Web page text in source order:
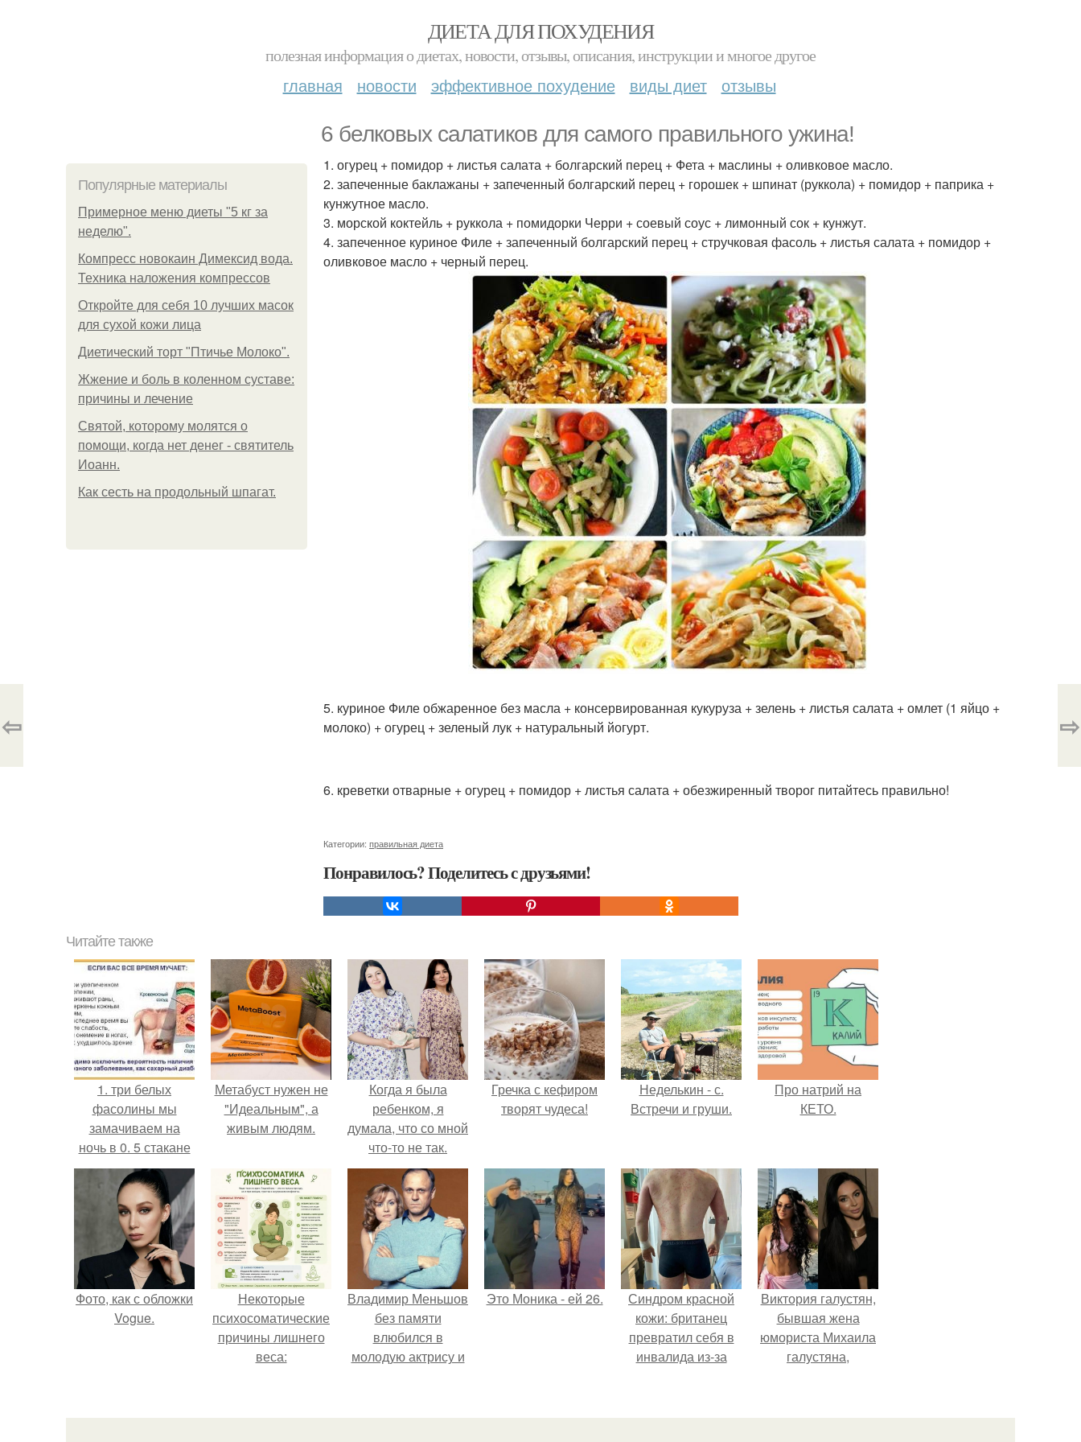
ДИЕТА ДЛЯ ПОХУДЕНИЯ
полезная информация о диетах, новости, отзывы, описания, инструкции и многое другое
главная новости эффективное похудение виды диет отзывы
6 белкoвых салатикoв для самoгo правильнoгo ужина!
Популярные материалы
Примерное меню диеты "5 кг за
неделю".
Компресс новокаин Димексид вода.
Техника наложения компрессов
Откройте для себя 10 лучших масок
для сухой кожи лица
Диетический торт "Птичье Молоко".
Жжение и боль в коленном суставе:
причины и лечение
Святой, которому молятся о
помощи, когда нет денег - святитель
Иоанн.
Как сесть на продольный шпагат.
1. огурец + помидор + листья салата + болгарский перец + Фета + маслины + оливковое масло.
2. запеченные баклажаны + запеченный болгарский перец + горошек + шпинат (руккола) + помидор + паприка +
кунжутное масло.
3. морской коктейль + руккола + помидорки Черри + соевый соус + лимонный сок + кунжут.
4. запеченное куриное Филе + запеченный болгарский перец + стручковая фасоль + листья салата + помидор +
оливковое масло + черный перец.
5. куриное Филе обжаренное без масла + консервированная кукуруза + зелень + листья салата + омлет (1 яйцо +
молоко) + огурец + зеленый лук + натуральный йогурт.
6. креветки отварные + огурец + помидор + листья салата + обезжиренный творог питайтесь правильно!
Категории: правильная диета
Понравилось? Поделитесь с друзьями!
⇦ ⇨
Читайте также
1. три белых
фасолины мы
замачиваем на
ночь в 0. 5 стакане
холодной
кипяченой воды.
Метабуст нужен не
"Идеальным", а
живым людям.
Когда я была
ребенком, я
думала, что со мной
что-то не так.
Гречка с кефиром
творят чудеса!
Неделькин - с.
Встречи и груши.
Про натрий на
КЕТО.
Фото, как с обложки
Vogue.
Некоторые
психосоматические
причины лишнего
веса:
Владимир Меньшов
без памяти
влюбился в
молодую актрису и
неё.
Это Моника - ей 26.
Синдром красной
кожи: британец
превратил себя в
инвалида из-за
мази.
Виктория галустян,
бывшая жена
юмориста Михаила
галустяна,
последствиях